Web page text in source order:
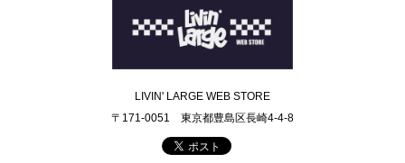
LIVIN' LARGE WEB STORE
〒171-0051 東京都豊島区長崎4-4-8